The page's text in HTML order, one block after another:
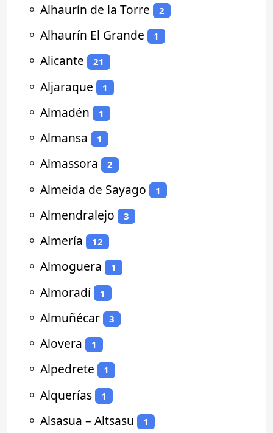
⚬ Alhaurín de la Torre 2
⚬ Alhaurín El Grande 1
⚬ Alicante 21
⚬ Aljaraque 1
⚬ Almadén 1
⚬ Almansa 1
⚬ Almassora 2
⚬ Almeida de Sayago 1
⚬ Almendralejo 3
⚬ Almería 12
⚬ Almoguera 1
⚬ Almoradí 1
⚬ Almuñécar 3
⚬ Alovera 1
⚬ Alpedrete 1
⚬ Alquerías 1
⚬ Alsasua – Altsasu 1